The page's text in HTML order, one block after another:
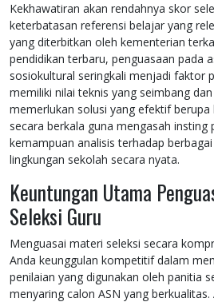
Kekhawatiran akan rendahnya skor
keterbatasan referensi belajar yang
yang diterbitkan oleh kementerian
pendidikan terbaru, penguasaan pada
sosiokultural seringkali menjadi faktor
memiliki nilai teknis yang seimbang
memerlukan solusi yang efektif berupa
secara berkala guna mengasah insting
kemampuan analisis terhadap
lingkungan sekolah secara nyata.
Keuntungan Utama
Seleksi Guru
Menguasai materi seleksi secara
Anda keunggulan kompetitif dalam
penilaian yang digunakan oleh panitia
menyaring calon ASN yang